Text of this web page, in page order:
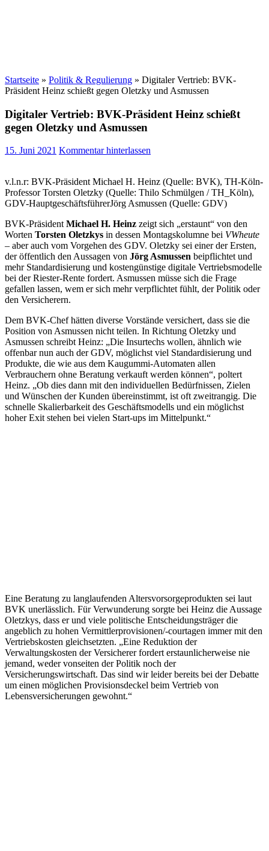
Startseite » Politik & Regulierung » Digitaler Vertrieb: BVK-
Präsident Heinz schießt gegen Oletzky und Asmussen
Digitaler Vertrieb: BVK-Präsident Heinz schießt
gegen Oletzky und Asmussen
15. Juni 2021 Kommentar hinterlassen
v.l.n.r: BVK-Präsident Michael H. Heinz (Quelle: BVK), TH-Köln-
Professor Torsten Oletzky (Quelle: Thilo Schmülgen / TH_Köln),
GDV-HauptgeschäftsführerJörg Asmussen (Quelle: GDV)
BVK-PräsidentMichael H. Heinz zeigt sich „erstaunt“ von den
Worten Torsten Oletzkys in dessen Montagskolumne bei VWheute
– aber auch vom Vorgehen des GDV. Oletzky sei einer der Ersten,
der öffentlich den Aussagen von Jörg Asmussen beipflichtet und
mehr Standardisierung und kostengünstige digitale Vertriebsmodelle
bei der Riester-Rente fordert. Asmussen müsse sich die Frage
gefallen lassen, wem er sich mehr verpflichtet fühlt, der Politik oder
den Versicherern.
Dem BVK-Chef hätten diverse Vorstände versichert, dass sie die
Position von Asmussen nicht teilen. In Richtung Oletzky und
Asmussen schreibt Heinz: „Die Insurtechs wollen, ähnlich wie
offenbar nun auch der GDV, möglichst viel Standardisierung und
Produkte, die wie aus dem Kaugummi-Automaten allen
Verbrauchern ohne Beratung verkauft werden können“, poltert
Heinz. „Ob dies dann mit den individuellen Bedürfnissen, Zielen
und Wünschen der Kunden übereinstimmt, ist oft zweitrangig. Die
schnelle Skalierbarkeit des Geschäftsmodells und ein möglichst
hoher Exit stehen bei vielen Start-ups im Mittelpunkt.“
Eine Beratung zu langlaufenden Altersvorsorgeprodukten sei laut
BVK unerlässlich. Für Verwunderung sorgte bei Heinz die Aussage
Oletzkys, dass er und viele politische Entscheidungsträger die
angeblich zu hohen Vermittlerprovisionen/-courtagen immer mit den
Vertriebskosten gleichsetzten. „Eine Reduktion der
Verwaltungskosten der Versicherer fordert erstaunlicherweise nie
jemand, weder vonseiten der Politik noch der
Versicherungswirtschaft. Das sind wir leider bereits bei der Debatte
um einen möglichen Provisionsdeckel beim Vertrieb von
Lebensversicherungen gewohnt.“